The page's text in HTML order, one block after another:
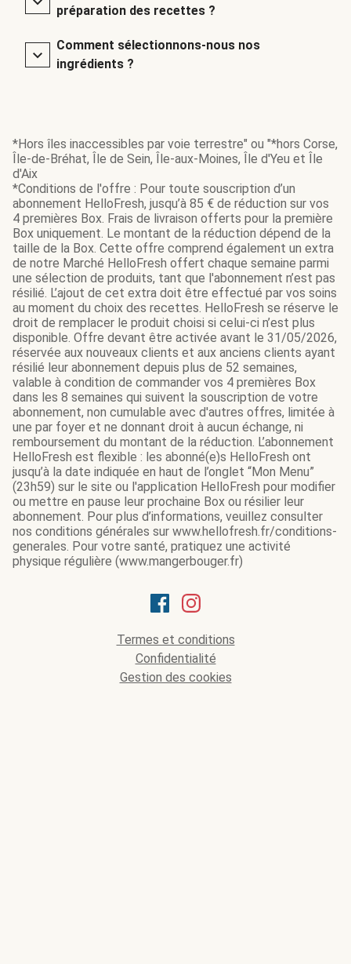
préparation des recettes ?
Comment sélectionnons-nous nos
ingrédients ?
*Hors îles inaccessibles par voie terrestre" ou "*hors Corse,
Île-de-Bréhat, Île de Sein, Île-aux-Moines, Île d'Yeu et Île
d'Aix
*Conditions de l'offre : Pour toute souscription d’un
abonnement HelloFresh, jusqu’à 85 € de réduction sur vos
4 premières Box. Frais de livraison offerts pour la première
Box uniquement. Le montant de la réduction dépend de la
taille de la Box. Cette offre comprend également un extra
de notre Marché HelloFresh offert chaque semaine parmi
une sélection de produits, tant que l'abonnement n’est pas
résilié. L’ajout de cet extra doit être effectué par vos soins
au moment du choix des recettes. HelloFresh se réserve le
droit de remplacer le produit choisi si celui-ci n’est plus
disponible. Offre devant être activée avant le 31/05/2026,
réservée aux nouveaux clients et aux anciens clients ayant
résilié leur abonnement depuis plus de 52 semaines,
valable à condition de commander vos 4 premières Box
dans les 8 semaines qui suivent la souscription de votre
abonnement, non cumulable avec d'autres offres, limitée à
une par foyer et ne donnant droit à aucun échange, ni
remboursement du montant de la réduction. L’abonnement
HelloFresh est flexible : les abonné(e)s HelloFresh ont
jusqu’à la date indiquée en haut de l’onglet “Mon Menu”
(23h59) sur le site ou l'application HelloFresh pour modifier
ou mettre en pause leur prochaine Box ou résilier leur
abonnement. Pour plus d’informations, veuillez consulter
nos conditions générales sur www.hellofresh.fr/conditions-
generales. Pour votre santé, pratiquez une activité
physique régulière (www.mangerbouger.fr)
Termes et conditions
Confidentialité
Gestion des cookies